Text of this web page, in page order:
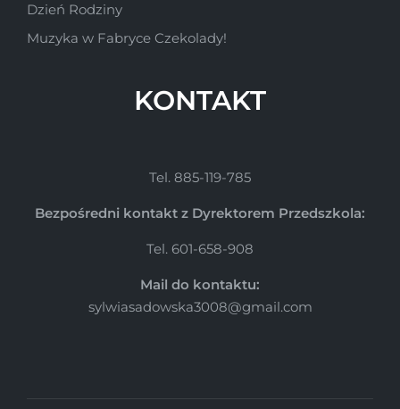
Dzień Rodziny
Muzyka w Fabryce Czekolady!
KONTAKT
Tel. 885-119-785
Bezpośredni kontakt z Dyrektorem Przedszkola:
Tel. 601-658-908
Mail do kontaktu:
sylwiasadowska3008@gmail.com